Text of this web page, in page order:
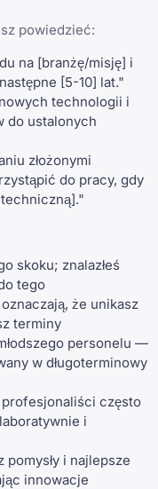
powiedzieć:
na [branżę/misję] i
[5-10] lat."
technologii i
do ustalonych
złożonymi
do pracy, gdy
skoku; znalazłeś
tego
że unikasz
terminy
personelu —
w długoterminowy
profesjonaliści często
i
pomysły i najlepsze
innowacje